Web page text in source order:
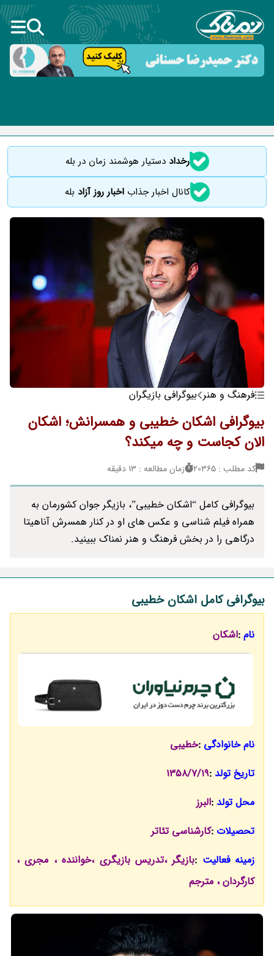
رخداددستیار هوشمند زمان در بله
کانال اخبار جذاباخبار روز آزاد بله
فرهنگ و هنر بیوگرافی بازیگران
بیوگرافی اشکان خطیبی و همسرانش؛ اشکان
الان کجاست و چه میکند؟
کد مطلب : 20365 زمان مطالعه : 13 دقیقه
بیوگرافی کامل “اشکان خطیبی”، بازیگر جوان کشورمان به
همراه فیلم شناسی و عکس های او در کنار همسرش آناهیتا
درگاهی را در بخش فرهنگ و هنر نمناک ببینید.
بیوگرافی کامل اشکان خطیبی
نام :اشکان
نام خانوادگی :خطیبی
تاریخ تولد :
1358/7/19
محل تولد :البرز
تحصیلات :کارشناسی تئاتر
زمینه فعالیت :بازیگر ،تدریس بازیگری ،خواننده ، مجری ،
کارگردان ، مترجم